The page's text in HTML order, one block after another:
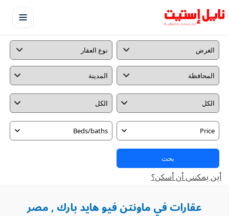
Price
Beds/baths
بحث
أين يمكننى أن أسكن؟
عقارات في ماونتن فيو هايد بارك , مصر